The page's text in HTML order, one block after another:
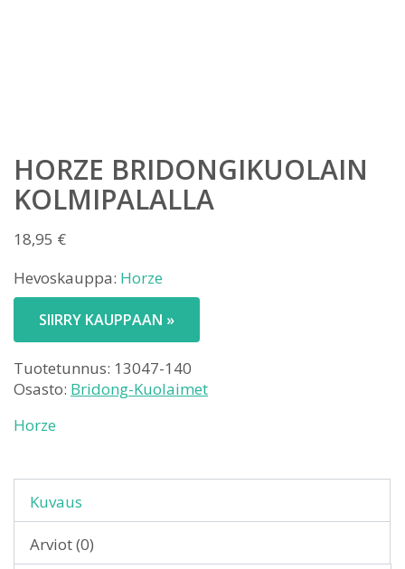
HORZE BRIDONGIKUOLAIN
KOLMIPALALLA
18,95 €
Hevoskauppa: Horze
SIIRRY KAUPPAAN »
Tuotetunnus: 13047-140
Osasto: Bridong-Kuolaimet
Horze
Kuvaus
Arviot (0)